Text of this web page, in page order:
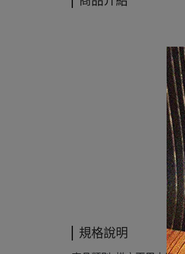
規格說明